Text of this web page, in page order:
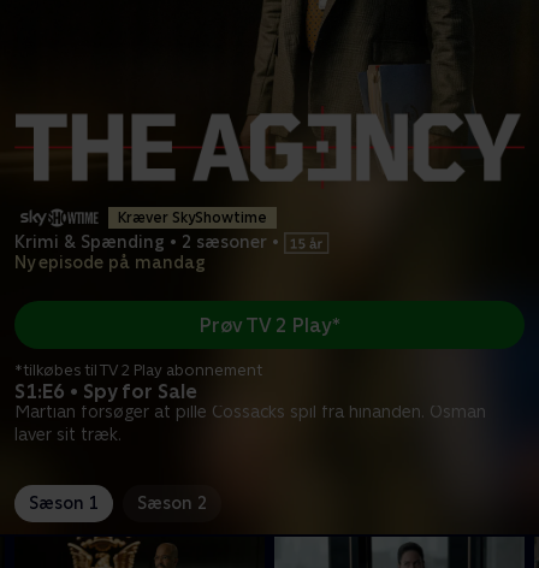
Kræver SkyShowtime
Krimi & Spænding • 2 sæsoner •
Ny episode på mandag
S1:E6 • Spy for Sale
Martian forsøger at pille Cossacks spil fra hinanden. Osman
laver sit træk.
Prøv TV 2 Play*
*tilkøbes til TV 2 Play abonnement
Sæson 1 Sæson 2